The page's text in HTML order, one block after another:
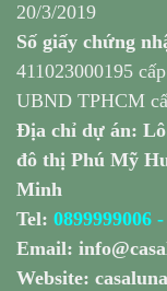
20/3/2019
Số giấy chứng
411023000195
UBND TPHCM
Địa chỉ dự án:
đô thị Phú Mỹ
Minh
Tel: 0899999006 -
Email:
Website: